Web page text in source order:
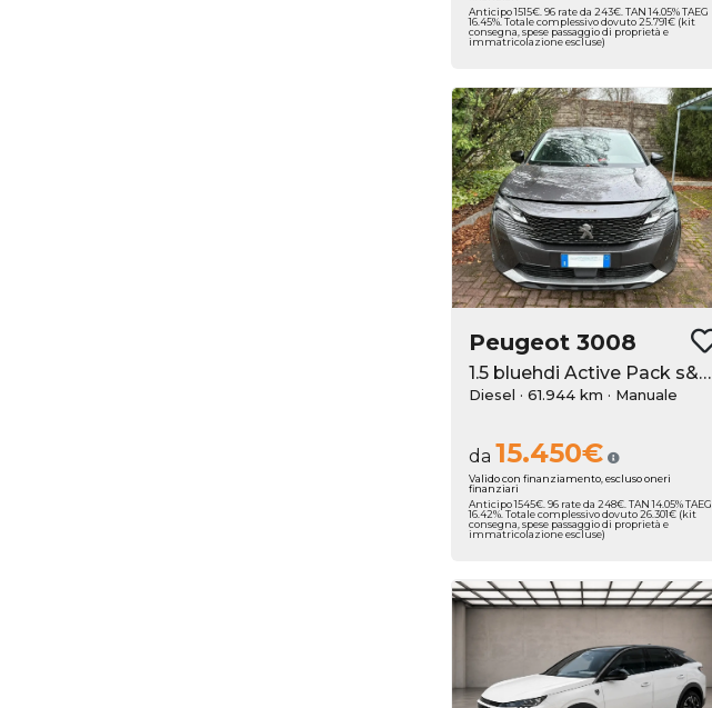
Anticipo 1515€. 96 rate da 243€. TAN 14.05% TAEG
16.45%. Totale complessivo dovuto 25.791€ (kit
consegna, spese passaggio di proprietà e
immatricolazione escluse)
Peugeot 3008
1.5 bluehdi Active Pack s&s 130cv
Diesel · 61.944 km · Manuale
da 15.450€
Valido con finanziamento, escluso oneri
finanziari
Anticipo 1545€. 96 rate da 248€. TAN 14.05% TAEG
16.42%. Totale complessivo dovuto 26.301€ (kit
consegna, spese passaggio di proprietà e
immatricolazione escluse)